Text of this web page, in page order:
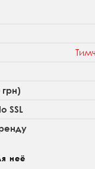
SSL
неё